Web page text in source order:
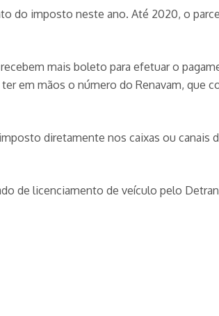
do imposto neste ano. Até 2020, o
mais boleto para efetuar o
ter em mãos o número do Renavam, que
diretamente nos caixas ou
de licenciamento de veículo pelo